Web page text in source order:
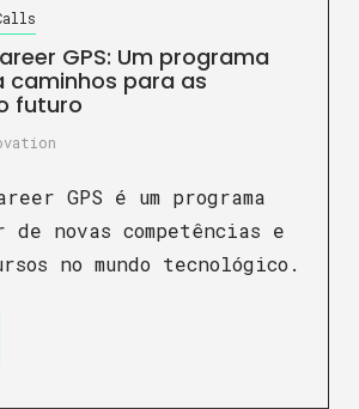
GPS: Um programa
caminhos para as
futuro
GPS é um programa
de novas competências e
no mundo tecnológico.